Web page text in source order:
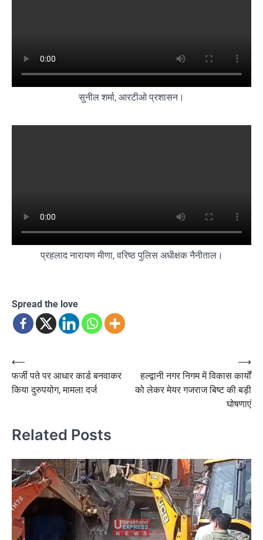
सुनील शर्मा, आरटीओ प्रशासन।
प्रहलाद नारायण मीणा, वरिष्ठ पुलिस अधीक्षक नैनीताल।
Spread the love
Post
navigation
⟵
फर्जी पते पर आधार कार्ड बनवाकर
किया दुरुपयोग, मामला दर्ज
हल्द्वानी नगर निगम में विकास कार्यों
को लेकर मेयर गजराज बिष्ट की बड़ी
घोषणाएं
⟶
Related Posts